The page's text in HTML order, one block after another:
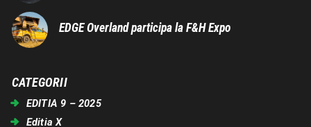
EDGE Overland participa la F&H Expo
CATEGORII
EDITIA 9 – 2025
Editia X